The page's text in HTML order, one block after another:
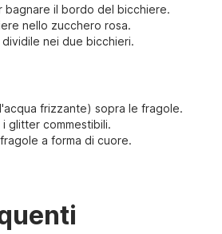
bagnare il bordo del bicchiere.
nello zucchero rosa.
nei due bicchieri.
frizzante) sopra le fragole.
glitter commestibili.
a forma di cuore.